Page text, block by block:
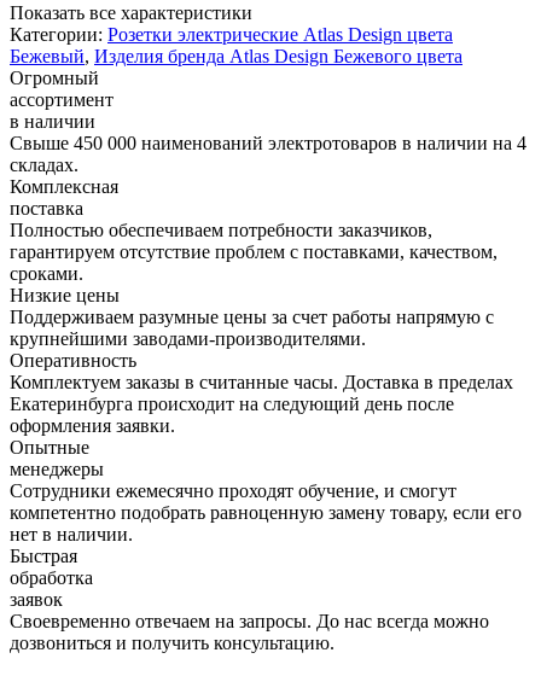
Показать все характеристики
Категории: Розетки электрические Atlas Design цвета
Бежевый, Изделия бренда Atlas Design Бежевого цвета
Огромный
ассортимент
в наличии
Свыше 450 000 наименований электротоваров в наличии на 4
складах.
Комплексная
поставка
Полностью обеспечиваем потребности заказчиков,
гарантируем отсутствие проблем с поставками, качеством,
сроками.
Низкие цены
Поддерживаем разумные цены за счет работы напрямую с
крупнейшими заводами-производителями.
Оперативность
Комплектуем заказы в считанные часы. Доставка в пределах
Екатеринбурга происходит на следующий день после
оформления заявки.
Опытные
менеджеры
Сотрудники ежемесячно проходят обучение, и смогут
компетентно подобрать равноценную замену товару, если его
нет в наличии.
Быстрая
обработка
заявок
Своевременно отвечаем на запросы. До нас всегда можно
дозвониться и получить консультацию.